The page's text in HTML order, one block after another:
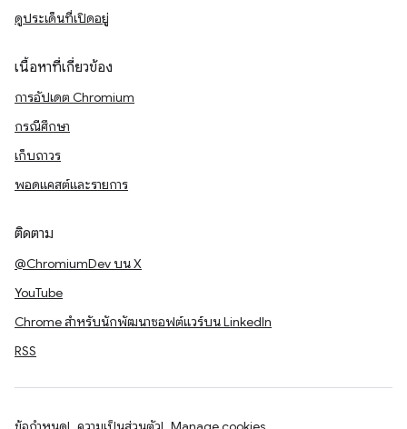
ดูประเด็นที่เปิดอยู่
เนื้อหาที่เกี่ยวข้อง
การอัปเดต Chromium
กรณีศึกษา
เก็บถาวร
พอดแคสต์และรายการ
ติดตาม
@ChromiumDev บน X
YouTube
Chrome สำหรับนักพัฒนาซอฟต์แวร์บน LinkedIn
RSS